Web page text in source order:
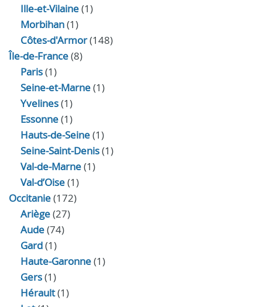
Ille-et-Vilaine(1)
Morbihan(1)
Côtes-d'Armor(148)
Île-de-France(8)
Paris(1)
Seine-et-Marne(1)
Yvelines(1)
Essonne(1)
Hauts-de-Seine(1)
Seine-Saint-Denis(1)
Val-de-Marne(1)
Val-d’Oise(1)
Occitanie(172)
Ariège(27)
Aude(74)
Gard(1)
Haute-Garonne(1)
Gers(1)
Hérault(1)